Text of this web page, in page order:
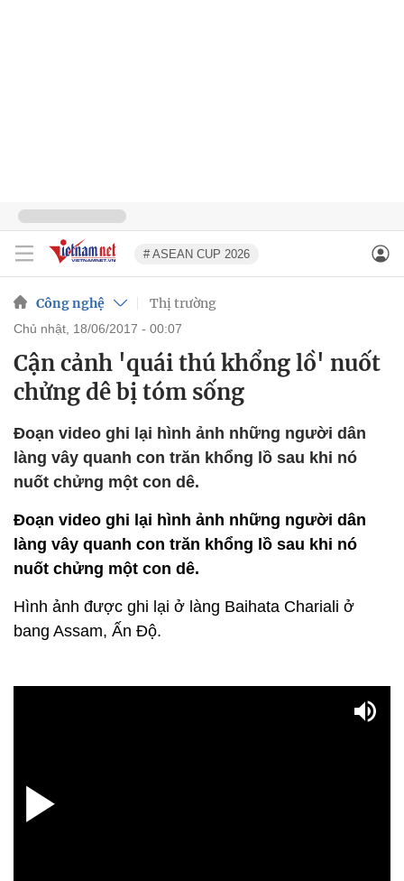
# ASEAN CUP 2026
Công nghệ Thị trường
chủ nhật, 18/06/2017 - 00:07
Cận cảnh 'quái thú khổng lồ' nuốt
chửng dê bị tóm sống
Đoạn video ghi lại hình ảnh những người dân
làng vây quanh con trăn khổng lồ sau khi nó
nuốt chửng một con dê.
Đoạn video ghi lại hình ảnh những người dân
làng vây quanh con trăn khổng lồ sau khi nó
nuốt chửng một con dê.
Hình ảnh được ghi lại ở làng Baihata Chariali ở
bang Assam, Ấn Độ.